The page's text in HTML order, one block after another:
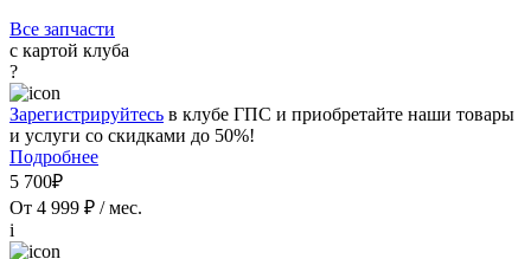
Все запчасти
с картой клуба
?
Зарегистрируйтесь в клубе ГПС и приобретайте наши товары
и услуги со скидками до 50%!
Подробнее
5 700₽
От 4 999 ₽ / мес.
i